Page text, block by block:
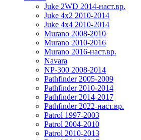
Juke 2WD 2014-наст.вр.
Juke 4x2 2010-2014
Juke 4x4 2010-2014
Murano 2008-2010
Murano 2010-2016
Murano 2016-наст.вр.
Navara
NP-300 2008-2014
Pathfinder 2005-2009
Pathfinder 2010-2014
Pathfinder 2014-2017
Pathfinder 2022-наст.вр.
Patrol 1997-2003
Patrol 2004-2010
Patrol 2010-2013